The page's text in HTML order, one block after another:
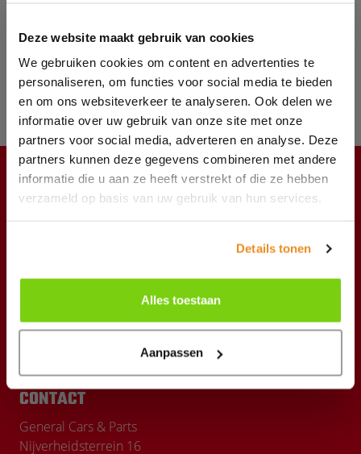
Deze website maakt gebruik van cookies
We gebruiken cookies om content en advertenties te
personaliseren, om functies voor social media te bieden
en om ons websiteverkeer te analyseren. Ook delen we
informatie over uw gebruik van onze site met onze
partners voor social media, adverteren en analyse. Deze
partners kunnen deze gegevens combineren met andere
informatie die u aan ze heeft verstrekt of die ze hebben
verzameld op basis van uw gebruik van hun services.
Details tonen
Alles toestaan
Aanpassen
ORDERED BEFORE 5 PM
SHIPPED TODAY
OVER 10.000 PRODUCTS IN
STOCK
CUSTOMER SERVICE
News
CONTACT
General Cars & Parts
Nijverheidsterrein 16